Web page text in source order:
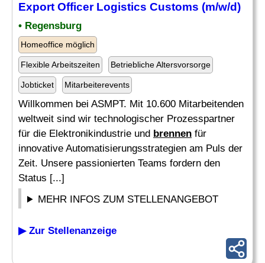
Export Officer Logistics Customs (m/w/d)
• Regensburg
Homeoffice möglich
Flexible Arbeitszeiten Betriebliche Altersvorsorge
Jobticket Mitarbeiterevents
Willkommen bei ASMPT. Mit 10.600 Mitarbeitenden
weltweit sind wir technologischer Prozesspartner
für die Elektronikindustrie und brennen für
innovative Automatisierungsstrategien am Puls der
Zeit. Unsere passionierten Teams fordern den
Status [...]
MEHR INFOS ZUM STELLENANGEBOT
▶ Zur Stellenanzeige